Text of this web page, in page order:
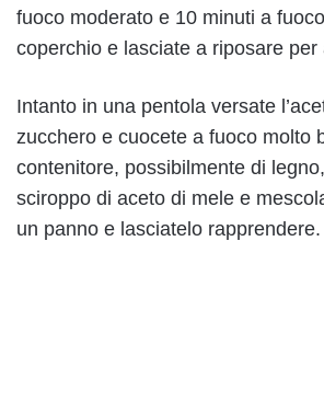
fuoco moderato e 10 minuti a
coperchio e lasciate a riposare per
Intanto in una pentola versate
zucchero e cuocete a fuoco molto
contenitore, possibilmente di
sciroppo di aceto di mele e
un panno e lasciatelo rapprendere.